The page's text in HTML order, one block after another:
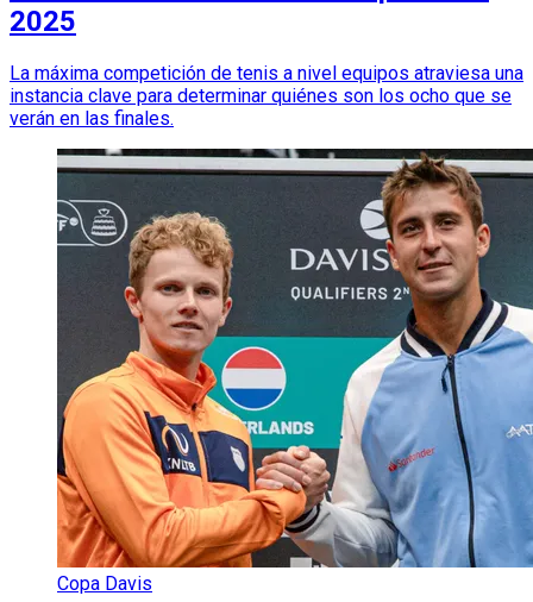
2025
La máxima competición de tenis a nivel equipos atraviesa una
instancia clave para determinar quiénes son los ocho que se
verán en las finales.
Copa Davis